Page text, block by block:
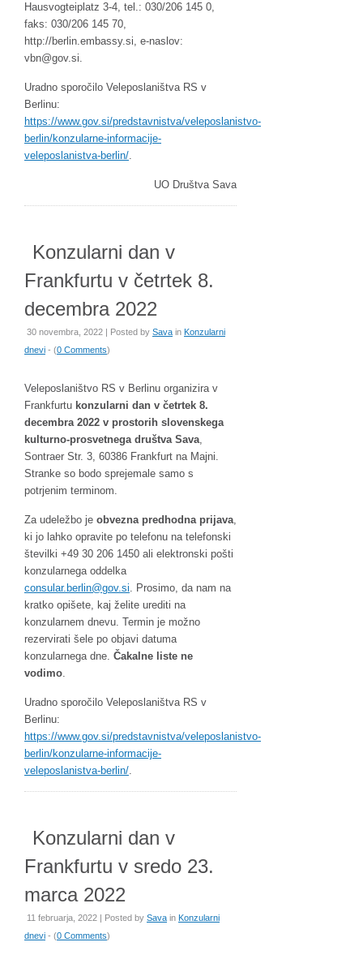
Hausvogteiplatz 3-4, tel.: 030/206 145 0,
faks: 030/206 145 70,
http://berlin.embassy.si, e-naslov:
is.vo
g@nbv .
Uradno sporočilo Veleposlaništva RS v
Berlinu:
https://www.gov.si/predstavnistva/veleposlanistvo-
berlin/konzularne-informacije-
veleposlanistva-berlin/.
UO Društva Sava
Konzularni dan v
Frankfurtu v četrtek 8.
decembra 2022
30 novembra, 2022 | Posted by Sava in Konzularni
dnevi - (0 Comments)
Veleposlaništvo RS v Berlinu organizira v
Frankfurtu konzularni dan v četrtek 8.
decembra 2022 v prostorih slovenskega
kulturno-prosvetnega društva Sava,
Sontraer Str. 3, 60386 Frankfurt na Majni.
Stranke so bodo sprejemale samo s
potrjenim terminom.
Za udeležbo je obvezna predhodna prijava,
ki jo lahko opravite po telefonu na telefonski
številki +49 30 206 1450 ali elektronski pošti
konzularnega oddelka
is.vo
g@nil
reb.r
alusn
oc
. Prosimo, da nam na
kratko opišete, kaj želite urediti na
konzularnem dnevu. Termin je možno
rezervirati šele po objavi datuma
konzularnega dne. Čakalne liste ne
vodimo.
Uradno sporočilo Veleposlaništva RS v
Berlinu:
https://www.gov.si/predstavnistva/veleposlanistvo-
berlin/konzularne-informacije-
veleposlanistva-berlin/.
Konzularni dan v
Frankfurtu v sredo 23.
marca 2022
11 februarja, 2022 | Posted by Sava in Konzularni
dnevi - (0 Comments)